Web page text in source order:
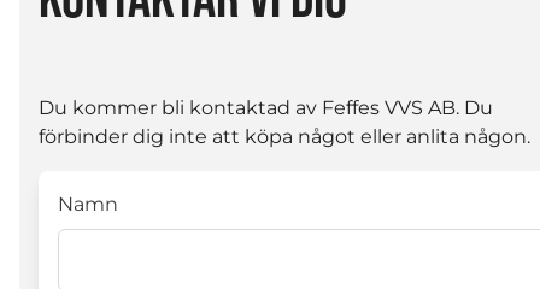
Du kommer bli kontaktad av Feffes VVS AB. Du
förbinder dig inte att köpa något eller anlita någon.
Namn